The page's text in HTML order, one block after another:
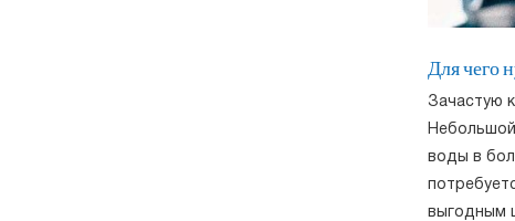
Для чего
Зачастую
Небольшой
воды в
выгодным